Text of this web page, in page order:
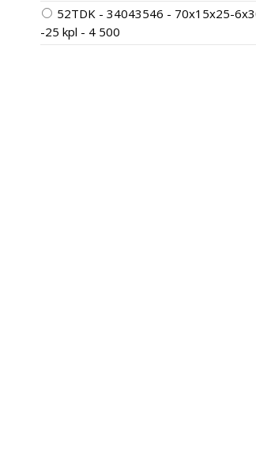
52TDK - 34043546 - 70x15x25-
-25 kpl - 4 500